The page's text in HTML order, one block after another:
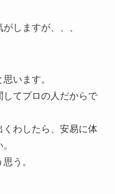
しますが、、、
います。
てプロの人だからで
くわしたら、安易に体
う。